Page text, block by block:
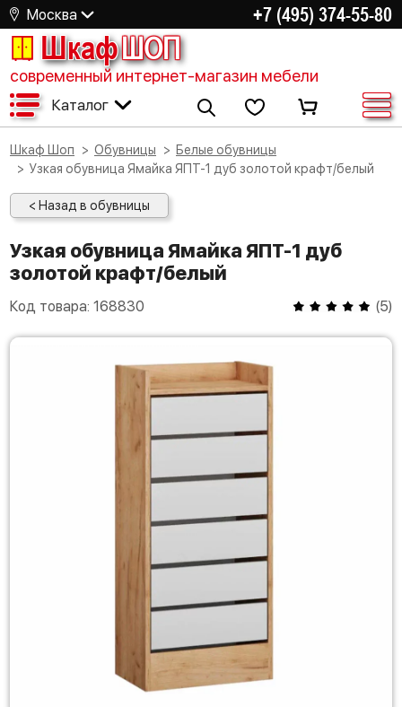
Москва +7 (495) 374-55-80
ШкафШОП
современный интернет-магазин мебели
Каталог
Шкаф Шоп Обувницы
Белые обувницы
Узкая обувница Ямайка ЯПТ-1 дуб золотой крафт/белый
< Назад в обувницы
Узкая обувница Ямайка ЯПТ-1 дуб
золотой крафт/белый
Код товара: 168830 (5)